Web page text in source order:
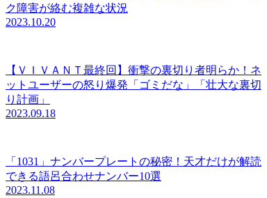
ク障害が絡む複雑な状況
2023.10.20
【ＶＩＶＡＮＴ最終回】衝撃の裏切り者明らか！ネ
ットユーザーの怒り爆発「ゴミだな」「壮大な裏切
り計画」
2023.09.18
「1031」ナンバープレートの秘密！天才だけが解読
できる語呂合わせナンバー10選
2023.11.08